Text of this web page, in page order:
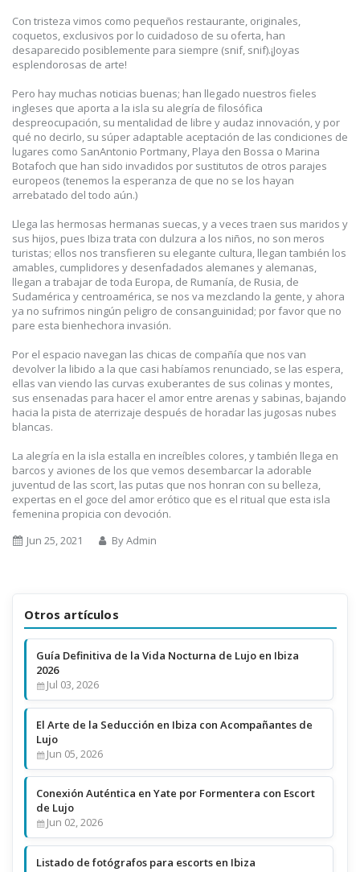
Con tristeza vimos como pequeños restaurante, originales,
coquetos, exclusivos por lo cuidadoso de su oferta, han
desaparecido posiblemente para siempre (snif, snif).¡Joyas
esplendorosas de arte!
Pero hay muchas noticias buenas; han llegado nuestros fieles
ingleses que aporta a la isla su alegría de filosófica
despreocupación, su mentalidad de libre y audaz innovación, y por
qué no decirlo, su súper adaptable aceptación de las condiciones de
lugares como SanAntonio Portmany, Playa den Bossa o Marina
Botafoch que han sido invadidos por sustitutos de otros parajes
europeos (tenemos la esperanza de que no se los hayan
arrebatado del todo aún.)
Llega las hermosas hermanas suecas, y a veces traen sus maridos y
sus hijos, pues Ibiza trata con dulzura a los niños, no son meros
turistas; ellos nos transfieren su elegante cultura, llegan también los
amables, cumplidores y desenfadados alemanes y alemanas,
llegan a trabajar de toda Europa, de Rumanía, de Rusia, de
Sudamérica y centroamérica, se nos va mezclando la gente, y ahora
ya no sufrimos ningún peligro de consanguinidad; por favor que no
pare esta bienhechora invasión.
Por el espacio navegan las chicas de compañía que nos van
devolver la libido a la que casi habíamos renunciado, se las espera,
ellas van viendo las curvas exuberantes de sus colinas y montes,
sus ensenadas para hacer el amor entre arenas y sabinas, bajando
hacia la pista de aterrizaje después de horadar las jugosas nubes
blancas.
La alegría en la isla estalla en increíbles colores, y también llega en
barcos y aviones de los que vemos desembarcar la adorable
juventud de las scort, las putas que nos honran con su belleza,
expertas en el goce del amor erótico que es el ritual que esta isla
femenina propicia con devoción.
Jun 25, 2021
By Admin
Otros artículos
Guía Definitiva de la Vida Nocturna de Lujo en Ibiza
2026
Jul 03, 2026
El Arte de la Seducción en Ibiza con Acompañantes de
Lujo
Jun 05, 2026
Conexión Auténtica en Yate por Formentera con Escort
de Lujo
Jun 02, 2026
Listado de fotógrafos para escorts en Ibiza